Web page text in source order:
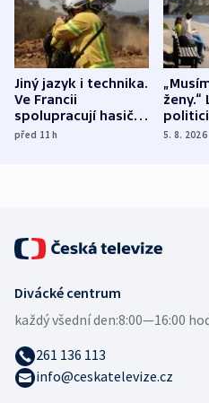
Jiný jazyk i technika.
Ve Francii
spolupracují hasiči z
různých zemí
před 11h 5. 8. 2026
Divácké centrum
každý všední den:8:00—16:00
261 136 113
info@ceskatelevize.cz